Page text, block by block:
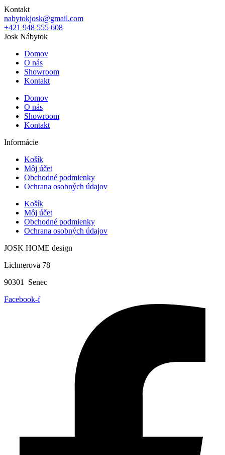
Kontakt
nabytokjosk@gmail.com
+421 948 555 608
Josk Nábytok
Domov
O nás
Showroom
Kontakt
Domov
O nás
Showroom
Kontakt
Informácie
Košík
Môj účet
Obchodné podmienky
Ochrana osobných údajov
Košík
Môj účet
Obchodné podmienky
Ochrana osobných údajov
JOSK HOME design
Lichnerova 78
90301 Senec
Facebook-f